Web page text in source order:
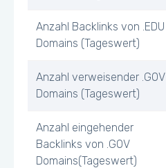
Anzahl Backlinks von .EDU
Domains (Tageswert)
Anzahl verweisender .GOV
Domains (Tageswert)
Anzahl eingehender
Backlinks von .GOV
Domains(Tageswert)